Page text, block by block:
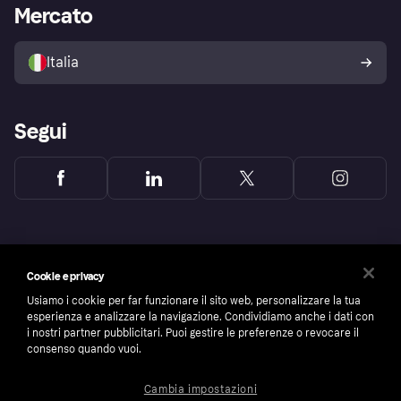
Esplora i negozi
Politica di protezione
dell'acquirente Klarna
Accesso aziende
Mercato
Italia
Segui
Cookie e privacy
Usiamo i cookie per far funzionare il sito web, personalizzare la tua
esperienza e analizzare la navigazione. Condividiamo anche i dati con
i nostri partner pubblicitari. Puoi gestire le preferenze o revocare il
consenso quando vuoi.
Cambia impostazioni